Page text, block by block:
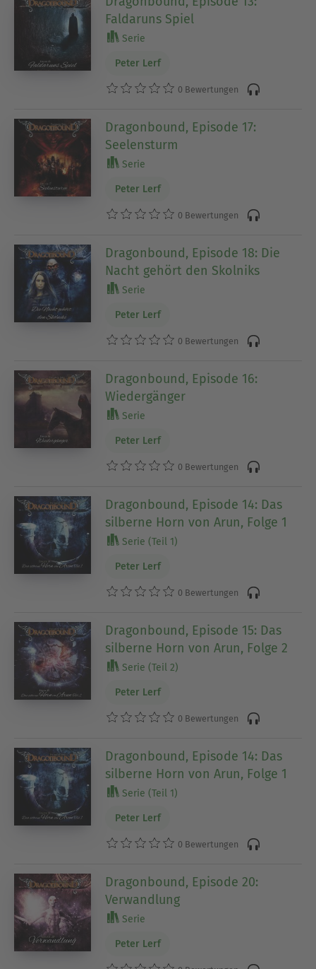
Faldaruns Spiel
Serie
Peter Lerf
0 Bewertungen
Dragonbound, Episode 17:
Seelensturm
Serie
Peter Lerf
0 Bewertungen
Dragonbound, Episode 18: Die
Nacht gehört den Skolniks
Serie
Peter Lerf
0 Bewertungen
Dragonbound, Episode 16:
Wiedergänger
Serie
Peter Lerf
0 Bewertungen
Dragonbound, Episode 14: Das
silberne Horn von Arun, Folge 1
Serie (Teil 1)
Peter Lerf
0 Bewertungen
Dragonbound, Episode 15: Das
silberne Horn von Arun, Folge 2
Serie (Teil 2)
Peter Lerf
0 Bewertungen
Dragonbound, Episode 14: Das
silberne Horn von Arun, Folge 1
Serie (Teil 1)
Peter Lerf
0 Bewertungen
Dragonbound, Episode 20:
Verwandlung
Serie
Peter Lerf